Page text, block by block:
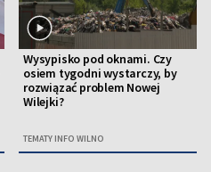
Wysypisko pod oknami. Czy
osiem tygodni wystarczy, by
rozwiązać problem Nowej
Wilejki?
TEMATY INFO WILNO